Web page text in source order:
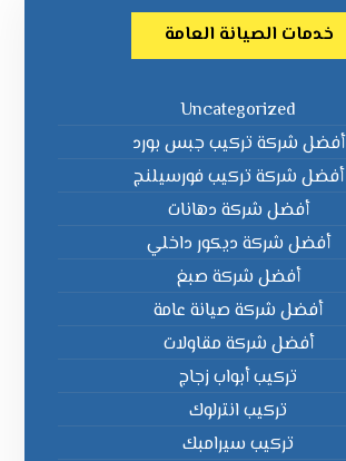
خدمات الصيانة العامة
Uncategorized
أفضل شركة تركيب جبس بورد
أفضل شركة تركيب فورسيلنج
أفضل شركة دهانات
أفضل شركة ديكور داخلي
أفضل شركة صبغ
أفضل شركة صيانة عامة
أفضل شركة مقاولات
تركيب أبواب زجاج
تركيب انترلوك
تركيب سيرامبك